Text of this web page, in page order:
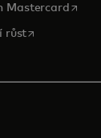
Mastercard
růstopens in a